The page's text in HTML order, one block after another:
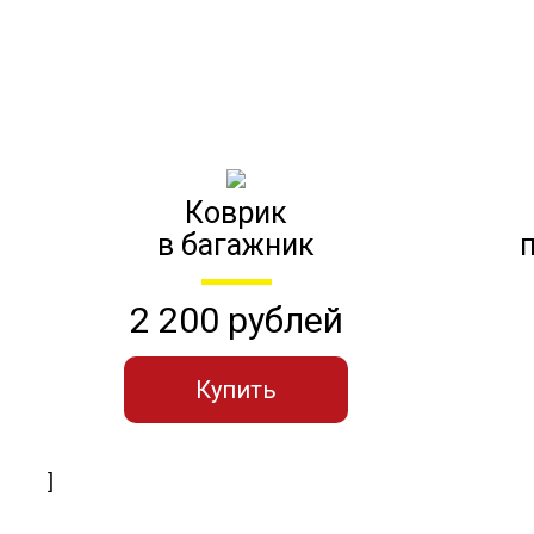
Коврик
в багажник
2 200 рублей
Купить
]